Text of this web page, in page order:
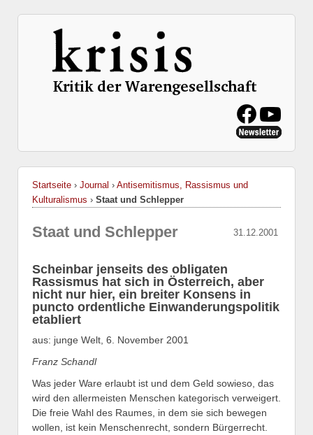
Startseite › Journal › Antisemitismus, Rassismus und
Kulturalismus › Staat und Schlepper
31.12.2001
Staat und Schlepper
Scheinbar jenseits des obligaten
Rassismus hat sich in Österreich, aber
nicht nur hier, ein breiter Konsens in
puncto ordentliche Einwanderungspolitik
etabliert
aus: junge Welt, 6. November 2001
Franz Schandl
Was jeder Ware erlaubt ist und dem Geld sowieso, das
wird den allermeisten Menschen kategorisch verweigert.
Die freie Wahl des Raumes, in dem sie sich bewegen
wollen, ist kein Menschenrecht, sondern Bürgerrecht.